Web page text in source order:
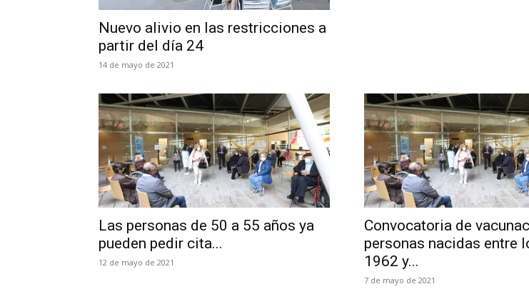
Nuevo alivio en las restricciones a
partir del día 24
14 de mayo de 2021
Las personas de 50 a 55 años ya
pueden pedir cita...
12 de mayo de 2021
Convocatoria de
personas nacidas entre
1962 y...
7 de mayo de 2021